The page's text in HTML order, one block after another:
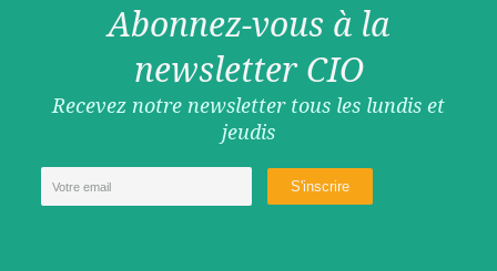
Abonnez-vous à la
newsletter CIO
Recevez notre newsletter tous les lundis et
jeudis